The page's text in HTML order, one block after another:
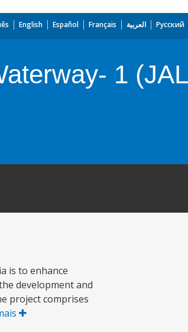
English Español Français العربية Русский
1 (JAL
is to enhance
development and
project comprises